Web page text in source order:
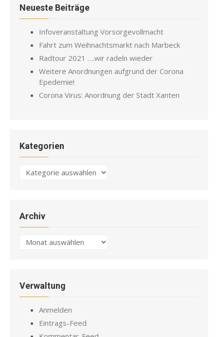
Neueste Beiträge
Infoveranstaltung Vorsorgevollmacht
Fahrt zum Weihnachtsmarkt nach Marbeck
Radtour 2021 ….wir radeln wieder
Weitere Anordnungen aufgrund der Corona
Epedemie!
Corona Virus: Anordnung der Stadt Xanten
Kategorien
Kategorien
Archiv
Archiv
Verwaltung
Anmelden
Eintrags-Feed